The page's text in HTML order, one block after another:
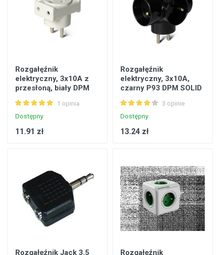
Rozgałęźnik
elektryczny, 3x10A z
przesłoną, biały DPM
1 opinia
Dostępny
11.91 zł
Rozgałęźnik
elektryczny, 3x10A,
czarny P93 DPM SOLID
3 opinie
Dostępny
13.24 zł
Rozgałęźnik Jack 3.5
Rozgałęźnik